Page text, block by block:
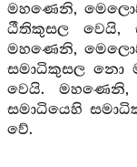
මහණෙනි,
ඨීතිකුසල වෙයි,
මහණෙනි,
සමාධිකුසල නො
වෙයි. මහණෙනි,
සමාධියෙහි
වේ.